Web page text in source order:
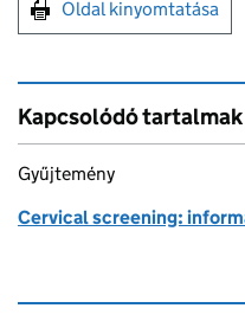
Oldal kinyomtatása
Kapcsolódó tartalmak
Gyűjtemény
Cervical screening: